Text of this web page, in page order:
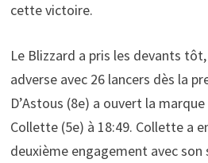
cette victoire.
Le Blizzard a pris les devants
adverse avec 26 lancers dès la
D’Astous (8e) a ouvert la
Collette (5e) à 18:49. Collette a
deuxième engagement avec